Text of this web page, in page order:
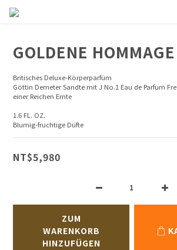
GOLDENE
Britisches Deluxe-Körperparfüm
Göttin Demeter Sandte mit J No.1 Eau de Parfum
einer Reichen Ernte
1.6 FL. OZ.
Blumig-fruchtige Düfte
NT$5,980
ZUM
WARENKORB
HINZUFÜGEN